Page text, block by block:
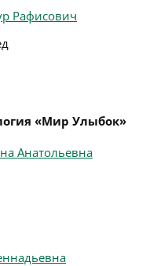
Рафисович
«Мир Улыбок»
Анатольевна